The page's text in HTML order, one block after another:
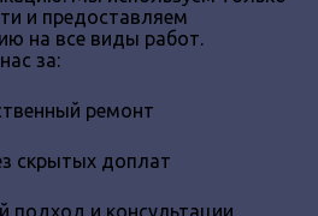
и предоставляем
на все виды работ.
за:
ремонт
скрытых доплат
подход и консультации